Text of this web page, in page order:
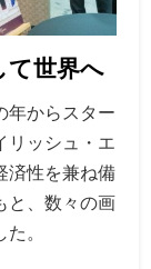
て世界へ
年からスター
リッシュ・エ
済性を兼ね備
と、数々の画
。